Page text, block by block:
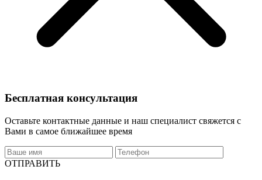
Бесплатная консультация
Оставьте контактные данные и наш специалист свяжется с
Вами в самое ближайшее время
ОТПРАВИТЬ